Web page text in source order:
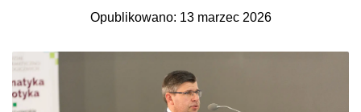
Opublikowano: 13 marzec 2026